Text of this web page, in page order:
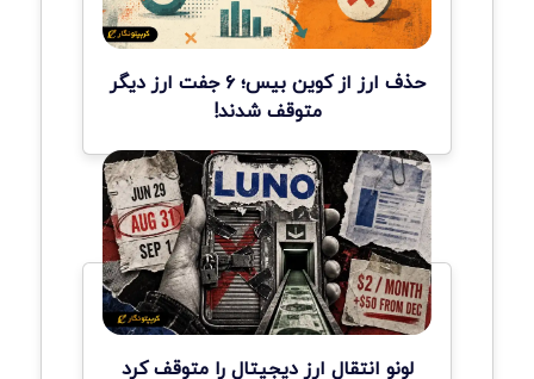
حذف ارز از کوین بیس؛ ۶ جفت ارز دیگر
متوقف شدند!
لونو انتقال ارز دیجیتال را متوقف کرد